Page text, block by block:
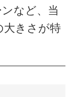
など、当
大きさが特